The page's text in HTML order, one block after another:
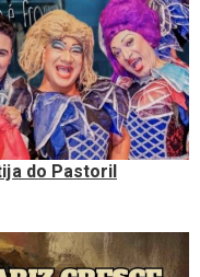
do Pastoril